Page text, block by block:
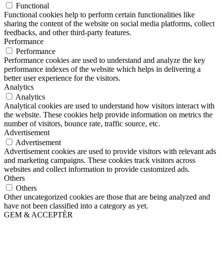
Functional
Functional cookies help to perform certain functionalities like
sharing the content of the website on social media platforms, collect
feedbacks, and other third-party features.
Performance
Performance
Performance cookies are used to understand and analyze the key
performance indexes of the website which helps in delivering a
better user experience for the visitors.
Analytics
Analytics
Analytical cookies are used to understand how visitors interact with
the website. These cookies help provide information on metrics the
number of visitors, bounce rate, traffic source, etc.
Advertisement
Advertisement
Advertisement cookies are used to provide visitors with relevant ads
and marketing campaigns. These cookies track visitors across
websites and collect information to provide customized ads.
Others
Others
Other uncategorized cookies are those that are being analyzed and
have not been classified into a category as yet.
GEM & ACCEPTÈR